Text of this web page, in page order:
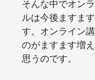
そんな中でオン
ルは今後ますま
す。オンライン
のがますます増
思うのです。